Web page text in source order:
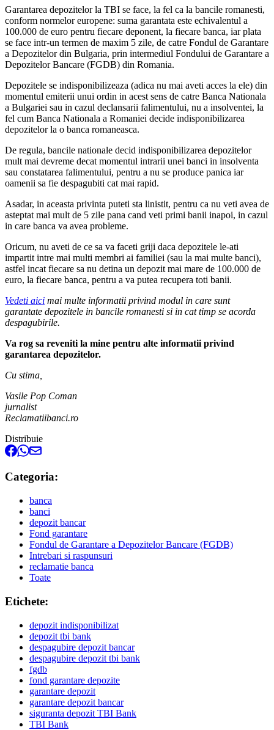
Garantarea depozitelor la TBI se face, la fel ca la bancile romanesti,
conform normelor europene: suma garantata este echivalentul a
100.000 de euro pentru fiecare deponent, la fiecare banca, iar plata
se face intr-un termen de maxim 5 zile, de catre Fondul de Garantare
a Depozitelor din Bulgaria, prin intermediul Fondului de Garantare a
Depozitelor Bancare (FGDB) din Romania.
Depozitele se indisponibilizeaza (adica nu mai aveti acces la ele) din
momentul emiterii unui ordin in acest sens de catre Banca Nationala
a Bulgariei sau in cazul declansarii falimentului, nu a insolventei, la
fel cum Banca Nationala a Romaniei decide indisponibilizarea
depozitelor la o banca romaneasca.
De regula, bancile nationale decid indisponibilizarea depozitelor
mult mai devreme decat momentul intrarii unei banci in insolventa
sau constatarea falimentului, pentru a nu se produce panica iar
oamenii sa fie despagubiti cat mai rapid.
Asadar, in aceasta privinta puteti sta linistit, pentru ca nu veti avea de
asteptat mai mult de 5 zile pana cand veti primi banii inapoi, in cazul
in care banca va avea probleme.
Oricum, nu aveti de ce sa va faceti griji daca depozitele le-ati
impartit intre mai multi membri ai familiei (sau la mai multe banci),
astfel incat fiecare sa nu detina un depozit mai mare de 100.000 de
euro, la fiecare banca, pentru a va putea recupera toti banii.
Vedeti aici mai multe informatii privind modul in care sunt
garantate depozitele in bancile romanesti si in cat timp se acorda
despagubirile.
Va rog sa reveniti la mine pentru alte informatii privind
garantarea depozitelor.
Cu stima,
Vasile Pop Coman
jurnalist
Reclamatiibanci.ro
Distribuie
Categoria:
banca
banci
depozit bancar
Fond garantare
Fondul de Garantare a Depozitelor Bancare (FGDB)
Intrebari si raspunsuri
reclamatie banca
Toate
Etichete:
depozit indisponibilizat
depozit tbi bank
despagubire depozit bancar
despagubire depozit tbi bank
fgdb
fond garantare depozite
garantare depozit
garantare depozit bancar
siguranta depozit TBI Bank
TBI Bank